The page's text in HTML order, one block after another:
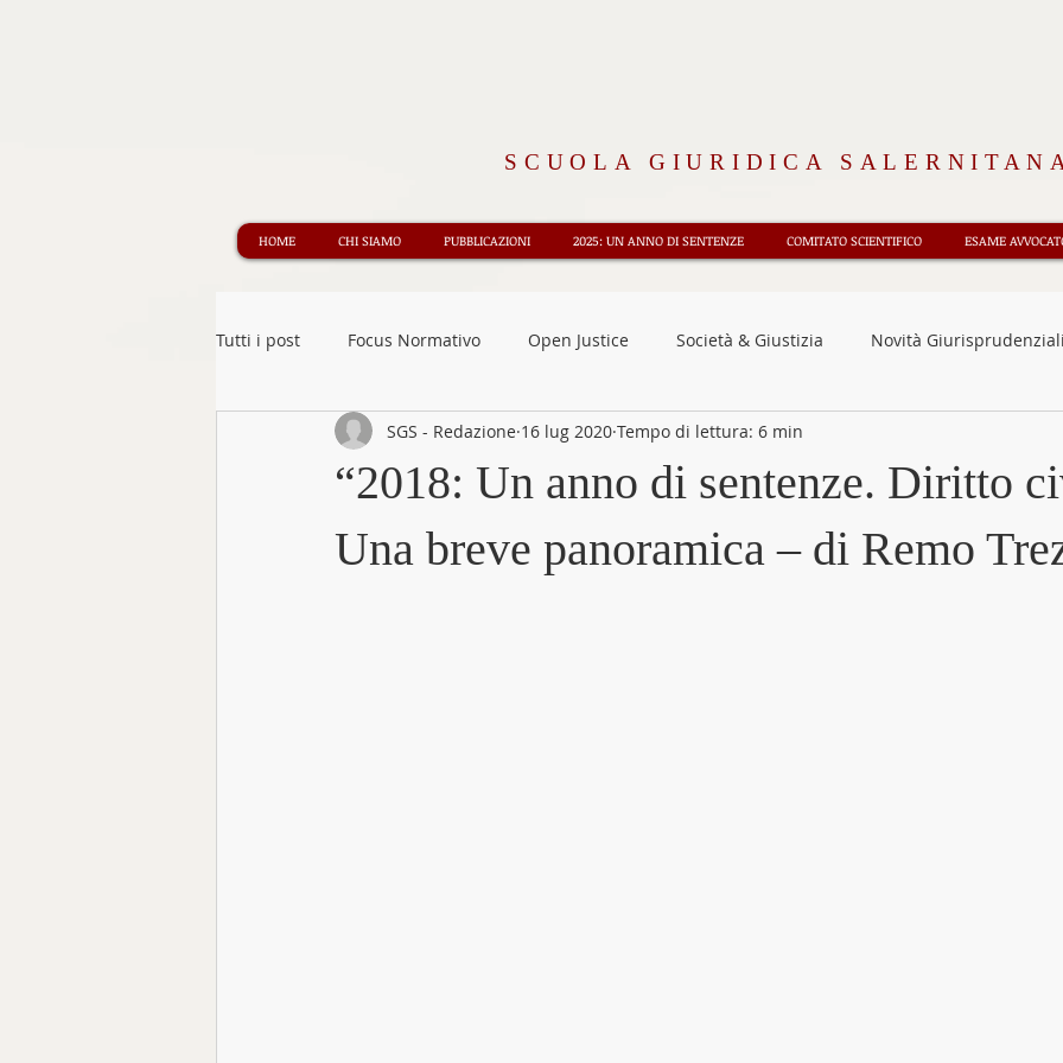
SCUOLA GIURIDICA
HOME CHI SIAMO PUBBLICAZIONI 2025: UN ANNO DI SENTENZE COMITATO SCIENTIFICO ESAME
Tutti i post Focus Normativo Open Justice Società & Giustizia Novità
Informazione Giuridica Recensioni Osservatorio CEDU
Obbligazioni e contratti Fisco e tributi Approfondimenti News
“2018: Un anno di sentenze. Diritto
Una breve panoramica – di Remo
SGS - Redazione 16 lug 2020 Tempo di lettura: 6 min